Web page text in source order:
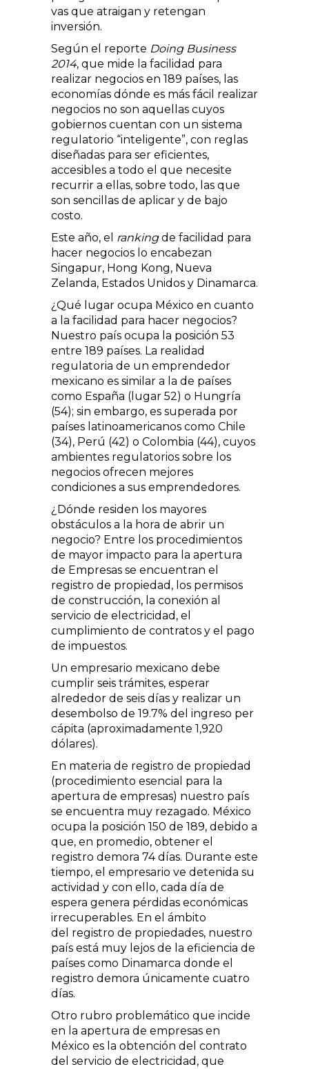
vas que atraigan y retengan
inversión.
Según el reporte Doing Business
2014, que mide la facilidad para
realizar negocios en 189 países, las
economías dónde es más fácil realizar
negocios no son aquellas cuyos
gobiernos cuentan con un sistema
regulatorio “inteligente”, con reglas
diseñadas para ser eficientes,
accesibles a todo el que necesite
recurrir a ellas, sobre todo, las que
son sencillas de aplicar y de bajo
costo.
Este año, el rankingde facilidad para
hacer negocios lo encabezan
Singapur, Hong Kong, Nueva
Zelanda, Estados Unidos y Dinamarca.
¿Qué lugar ocupa México en cuanto
a la facilidad para hacer negocios?
Nuestro país ocupa la posición 53
entre 189 países. La realidad
regulatoria de un emprendedor
mexicano es similar a la de países
como Es­paña (lugar 52) o Hungría
(54); sin embar­go, es superada por
países latinoamerica­nos como Chile
(34), Perú (42) o Colombia (44), cuyos
ambientes regulatorios sobre los
negocios ofrecen mejores
condiciones a sus emprendedores.
¿Dónde residen los mayores
obstáculos a la hora de abrir un
negocio? Entre los procedimientos
de mayor impacto para la apertura
de Empresas se encuentran el
registro de propiedad, los permisos
de construcción, la conexión al
servicio de electricidad, el
cumplimiento de contratos y el pago
de impuestos.
Un empre­sario mexicano debe
cumplir seis trámites, esperar
alrededor de seis días y realizar un
desembolso de 19.7% del ingreso per
cápita (aproximadamente 1,920
dólares).
En materia de registro de propiedad
(procedimiento esencial para la
apertura de empresas) nuestro país
se encuentra muy rezagado. México
ocupa la posición 150 de 189, debido a
que, en promedio, obtener el
registro demora 74 días. Durante este
tiempo, el empresario ve detenida su
actividad y con ello, cada día de
espera genera pérdidas económicas
irrecuperables. En el ámbito
del registro de propiedades, nuestro
país está muy lejos de la eficiencia de
países como Dinamarca donde el
registro demora únicamente cuatro
días.
Otro rubro problemático que incide
en la apertura de empresas en
México es la obtención del contrato
del servicio de electricidad, que